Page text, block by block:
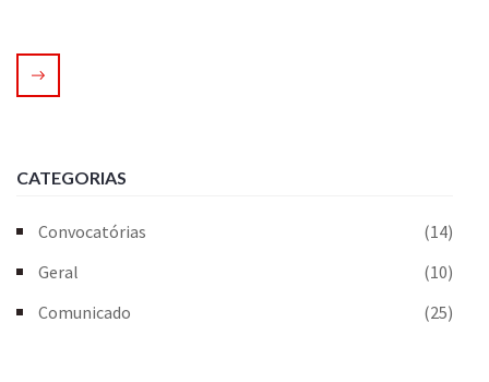
CATEGORIAS
Convocatórias
(14)
Geral
(10)
Comunicado
(25)